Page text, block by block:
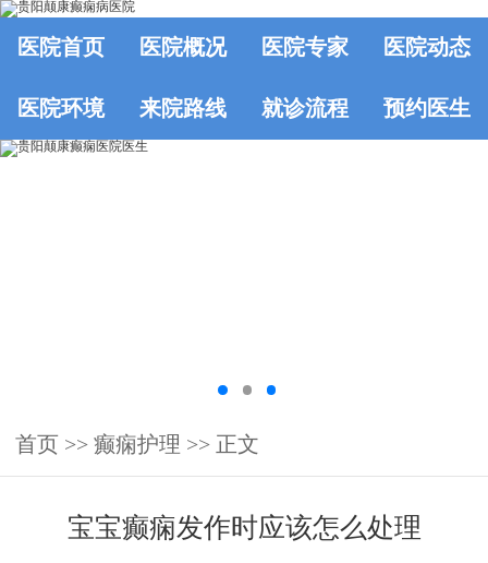
医院首页 医院概况 医院专家 医院动态
医院环境 来院路线 就诊流程 预约医生
首页 >> 癫痫护理 >> 正文
宝宝癫痫发作时应该怎么处理